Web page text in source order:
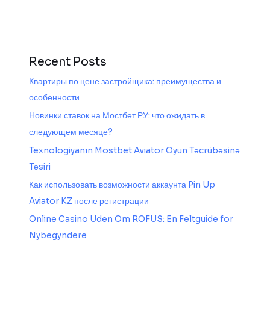
Recent Posts
Квартиры по цене застройщика: преимущества и
особенности
Новинки ставок на Мостбет РУ: что ожидать в
следующем месяце?
Texnologiyanın Mostbet Aviator Oyun Təcrübəsinə
Təsiri
Как использовать возможности аккаунта Pin Up
Aviator KZ после регистрации
Online Casino Uden Om ROFUS: En Feltguide for
Nybegyndere